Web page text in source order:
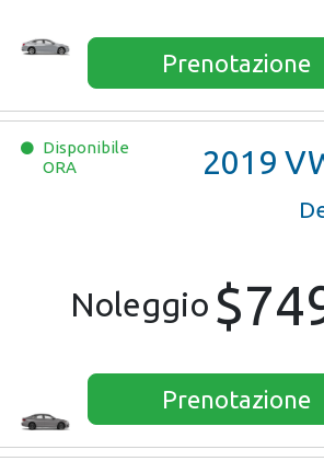
Prenotazione
Disponibile
ORA
2019 VW
Noleggio
Prenotazione